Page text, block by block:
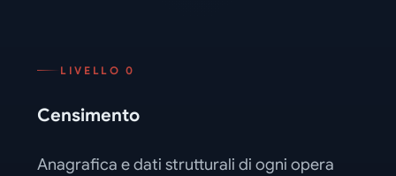
LIVELLO 0
Censimento
Anagrafica e dati strutturali di ogni opera